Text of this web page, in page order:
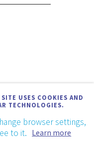
USES COOKIES AND
TECHNOLOGIES.
browser settings,
to it.
Learn more